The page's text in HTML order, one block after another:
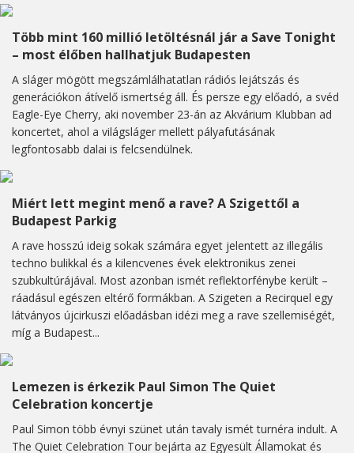
Több mint 160 millió letöltésnál jár a Save Tonight
– most élőben hallhatjuk Budapesten
A sláger mögött megszámlálhatatlan rádiós lejátszás és
generációkon átívelő ismertség áll. És persze egy előadó, a svéd
Eagle-Eye Cherry, aki november 23-án az Akvárium Klubban ad
koncertet, ahol a világsláger mellett pályafutásának
legfontosabb dalai is felcsendülnek.
Miért lett megint menő a rave? A Szigettől a
Budapest Parkig
A rave hosszú ideig sokak számára egyet jelentett az illegális
techno bulikkal és a kilencvenes évek elektronikus zenei
szubkultúrájával. Most azonban ismét reflektorfénybe került –
ráadásul egészen eltérő formákban. A Szigeten a Recirquel egy
látványos újcirkuszi előadásban idézi meg a rave szellemiségét,
míg a Budapest...
Lemezen is érkezik Paul Simon The Quiet
Celebration koncertje
Paul Simon több évnyi szünet után tavaly ismét turnéra indult. A
The Quiet Celebration Tour bejárta az Egyesült Államokat és